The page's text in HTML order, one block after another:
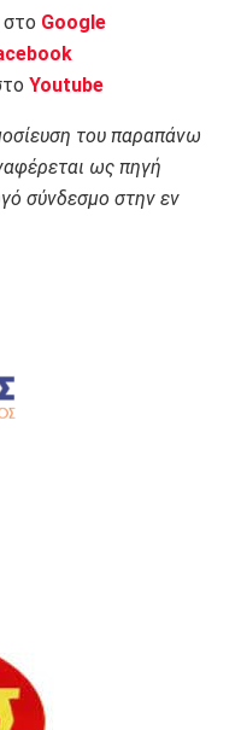
στο Google
Youtube
του παραπάνω
ως πηγή
σύνδεσμο στην εν